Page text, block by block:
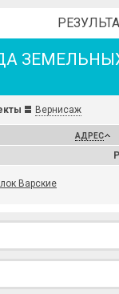
Вернисаж
АДРЕС
Варские